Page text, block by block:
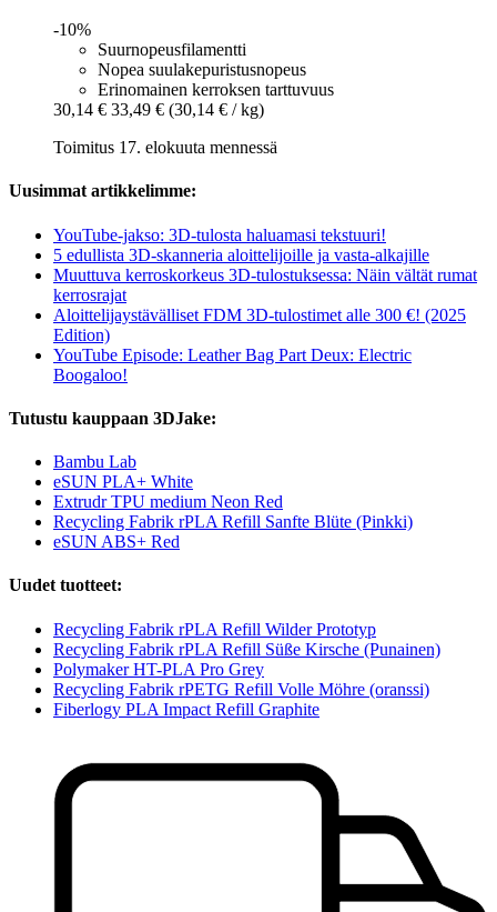
-10%
Suurnopeusfilamentti
Nopea suulakepuristusnopeus
Erinomainen kerroksen tarttuvuus
30,14 € 33,49 € (30,14 € / kg)
Toimitus 17. elokuuta mennessä
Uusimmat artikkelimme:
YouTube-jakso: 3D-tulosta haluamasi tekstuuri!
5 edullista 3D-skanneria aloittelijoille ja vasta-alkajille
Muuttuva kerroskorkeus 3D-tulostuksessa: Näin vältät rumat
kerrosrajat
Aloittelijaystävälliset FDM 3D-tulostimet alle 300 €! (2025
Edition)
YouTube Episode: Leather Bag Part Deux: Electric
Boogaloo!
Tutustu kauppaan 3DJake:
Bambu Lab
eSUN PLA+ White
Extrudr TPU medium Neon Red
Recycling Fabrik rPLA Refill Sanfte Blüte (Pinkki)
eSUN ABS+ Red
Uudet tuotteet:
Recycling Fabrik rPLA Refill Wilder Prototyp
Recycling Fabrik rPLA Refill Süße Kirsche (Punainen)
Polymaker HT-PLA Pro Grey
Recycling Fabrik rPETG Refill Volle Möhre (oranssi)
Fiberlogy PLA Impact Refill Graphite